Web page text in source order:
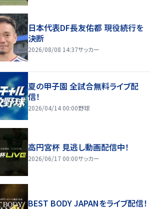
日本代表DF長友佑都 現役続行を
決断
2026/08/08 14:37サッカー
夏の甲子園 全試合無料ライブ配
信！
2026/04/14 00:00野球
高円宮杯 見逃し動画配信中！
2026/06/17 00:00サッカー
BEST BODY JAPANをライブ配信！